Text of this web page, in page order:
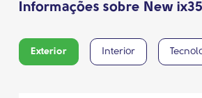
Informações sobre New ix35
Exterior Interior